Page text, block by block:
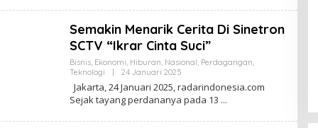
E
A
K
S
I
Semakin Menarik Cerita Di Sinetron
SCTV “Ikrar Cinta Suci”
Bisnis, Ekonomi, Hiburan, Nasional, Perdagangan,
Teknologi
24 Januari 2025
E
H
E
Jakarta, 24 Januari 2025, radarindonesia.com
Sejak tayang perdananya pada 13